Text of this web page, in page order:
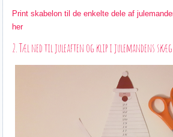
Print skabelon til de enkelte dele af
her
2. Tæl ned til juleaften og klip i julemandens skæg